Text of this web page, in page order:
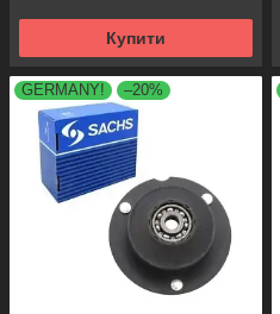
Купити
GERMANY! –20%